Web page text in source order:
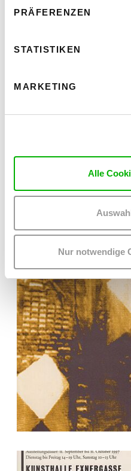
PRÄFERENZEN
STATISTIKEN
MARKETING
Alle
Nur notwendige